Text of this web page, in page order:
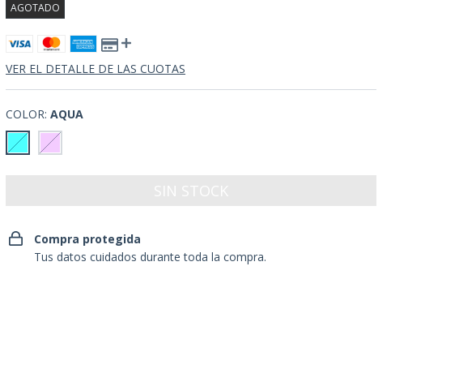
AGOTADO
VER EL DETALLE DE LAS CUOTAS
COLOR: AQUA
Compra protegida
Tus datos cuidados durante toda la compra.